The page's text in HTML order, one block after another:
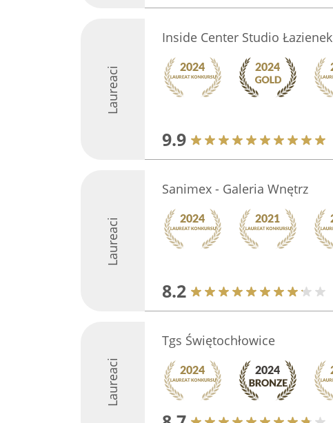
Laureaci
Inside Center Studio Łazienek
9.9
Laureaci
Sanimex - Galeria Wnętrz
8.2
Laureaci
Tgs Świętochłowice